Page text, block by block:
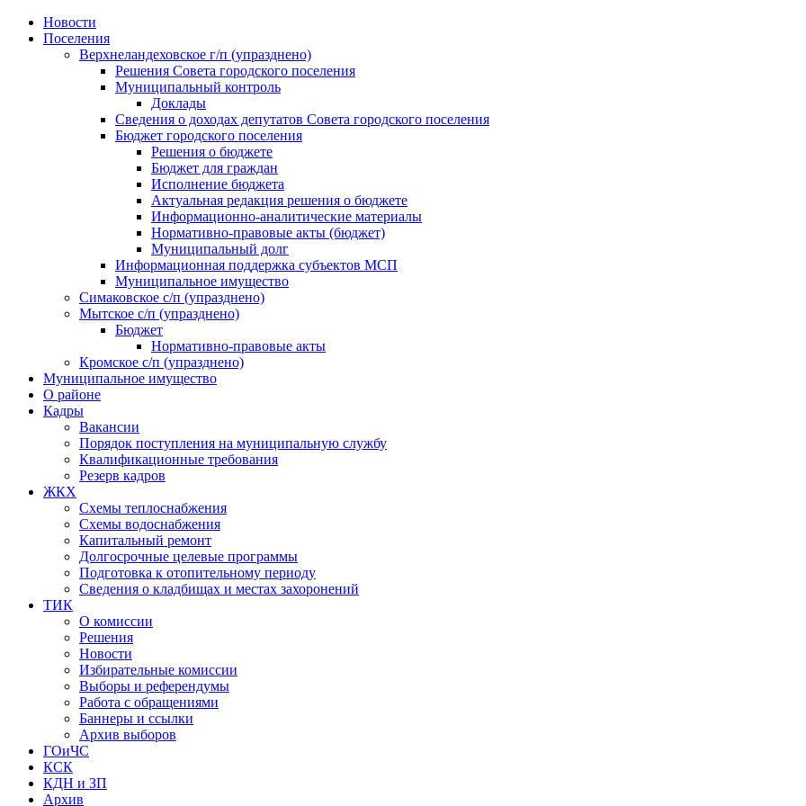
Skip
Новости
Поселения
Верхнеландеховское г/п (упразднено)
Решения Совета городского поселения
Муниципальный контроль
Доклады
Сведения о доходах депутатов Совета городского поселения
Бюджет городского поселения
Решения о бюджете
Бюджет для граждан
Исполнение бюджета
Актуальная редакция решения о бюджете
Информационно-аналитические материалы
Нормативно-правовые акты (бюджет)
Муниципальный долг
Информационная поддержка субъектов МСП
Муниципальное имущество
Симаковское с/п (упразднено)
Мытское с/п (упразднено)
Бюджет
Нормативно-правовые акты
Кромское с/п (упразднено)
Муниципальное имущество
О районе
Кадры
Вакансии
Порядок поступления на муниципальную службу
Квалификационные требования
Резерв кадров
ЖКХ
Схемы теплоснабжения
Схемы водоснабжения
Капитальный ремонт
Долгосрочные целевые программы
Подготовка к отопительному периоду
Сведения о кладбищах и местах захоронений
ТИК
О комиссии
Решения
Новости
Избирательные комиссии
Выборы и референдумы
Работа с обращениями
Баннеры и ссылки
Архив выборов
ГОиЧС
КСК
КДН и ЗП
Архив